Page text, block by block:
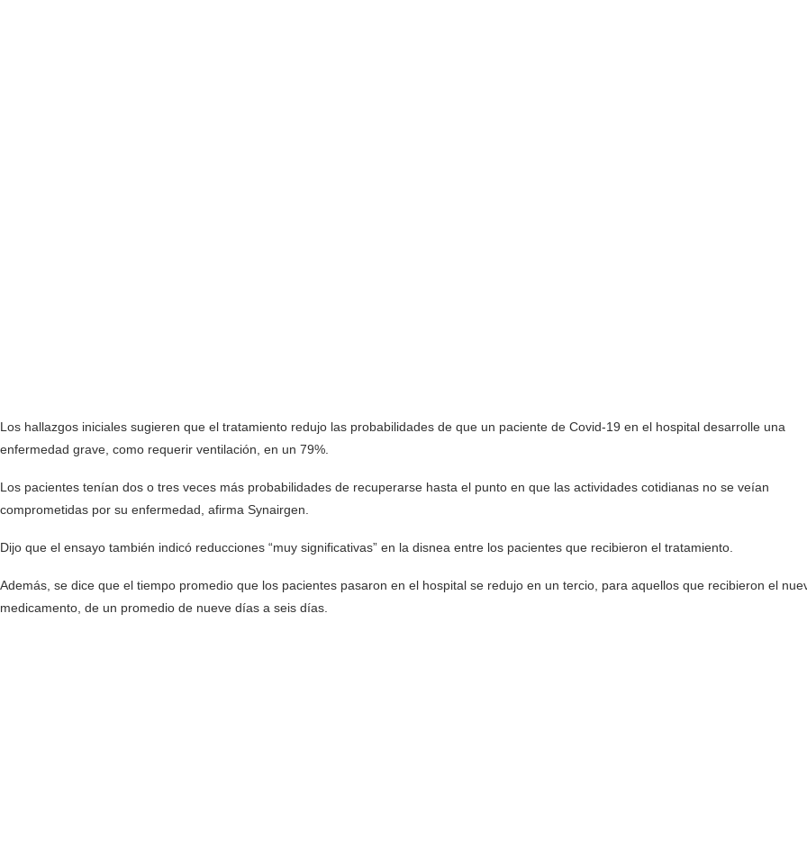
Los hallazgos iniciales sugieren que el tratamiento redujo las probabilidades de que un paciente de Covid-19 en el hospital desarrolle una
enfermedad grave, como requerir ventilación, en un 79%.
Los pacientes tenían dos o tres veces más probabilidades de recuperarse hasta el punto en que las actividades cotidianas no se veían
comprometidas por su enfermedad, afirma Synairgen.
Dijo que el ensayo también indicó reducciones “muy significativas” en la disnea entre los pacientes que recibieron el tratamiento.
Además, se dice que el tiempo promedio que los pacientes pasaron en el hospital se redujo en un tercio, para aquellos que recibieron el
medicamento, de un promedio de nueve días a seis días.